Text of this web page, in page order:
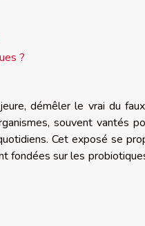
?
démêler le vrai du
souvent vantés
Cet exposé se
fondées sur les